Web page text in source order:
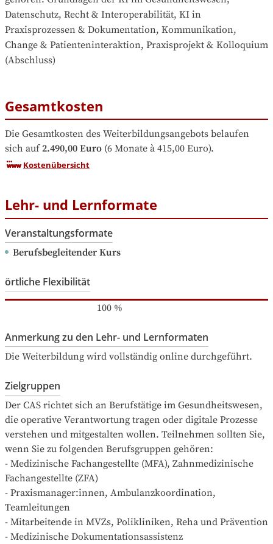
Datenschutz, Recht & Interoperabilität, KI in
Praxisprozessen & Dokumentation, Kommunikation,
Change & Patienteninteraktion, Praxisprojekt & Kolloquium
(Abschluss)
Gesamtkosten
Die Gesamtkosten des Weiterbildungsangebots belaufen
sich auf 2.490,00 Euro (6 Monate à 415,00 Euro).
Kostenübersicht
Lehr- und Lernformate
Veranstaltungsformate
Berufsbegleitender Kurs
örtliche Flexibilität
100 %
Anmerkung zu den Lehr- und Lernformaten
Die Weiterbildung wird vollständig online durchgeführt.
Zielgruppen
Der CAS richtet sich an Berufstätige im Gesundheitswesen,
die operative Verantwortung tragen oder digitale Prozesse
verstehen und mitgestalten wollen. Teilnehmen sollten Sie,
wenn Sie zu folgenden Berufsgruppen gehören:
- Medizinische Fachangestellte (MFA), Zahnmedizinische
Fachangestellte (ZFA)
- Praxismanager:innen, Ambulanzkoordination,
Teamleitungen
- Mitarbeitende in MVZs, Polikliniken, Reha und Prävention
- Medizinische Dokumentationsassistenz